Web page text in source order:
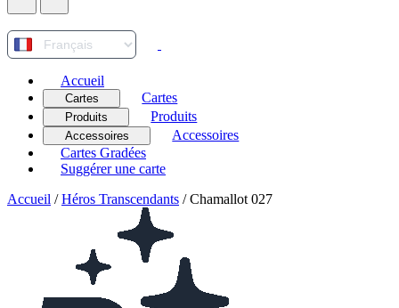
Accueil
Cartes Cartes
Produits Produits
Accessoires
Accessoires
Cartes Gradées
Suggérer une carte
Accueil / Héros Transcendants / Chamallot 027